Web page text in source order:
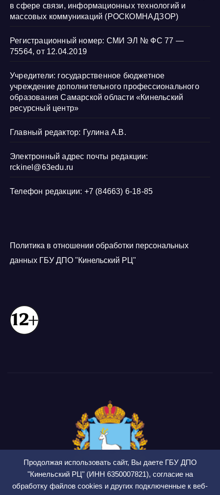
Продолжая использовать сайт, Вы даете ГБУ ДПО
"Кинельский РЦ" (ИНН 6350007821), согласие на
обработку файлов cookies и других подключенные к веб-
в сфере связи, информационных технологий и
массовых коммуникаций (РОСКОМНАДЗОР)
Регистрационный номер: СМИ ЭЛ № ФС 77 —
75564, от 12.04.2019
Учредители: государственное бюджетное
учреждение дополнительного профессионального
образования Самарской области «Кинельский
ресурсный центр»
Главный редактор: Гулина А.В.
Электронный адрес почты редакции:
rckinel@63edu.ru
Телефон редакции: +7 (84663) 6-18-85
Политика в отношении обработки персональных
данных ГБУ ДПО "Кинельский РЦ"